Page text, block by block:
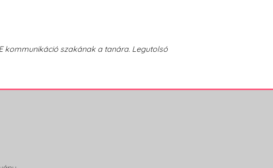
kommunikáció szakának a tanára. Legutolsó